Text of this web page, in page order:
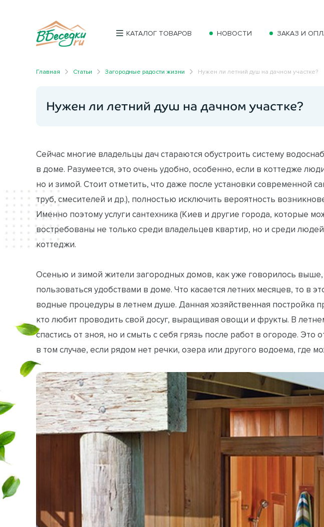
КАТАЛОГ ТОВАРОВ НОВОСТИ ЗАКАЗ И
Главная Статьи Загородные радости жизни Нужен ли летний душ на дачном участке?
Нужен ли летний душ на дачном участке?
Сейчас многие владельцы дач стараются обустроить систему
в доме. Разумеется, это очень удобно, особенно, если в коттедже
но и зимой. Стоит отметить, что даже после установки современной
труб, смесителей и др.), полностью исключить вероятность
Именно поэтому услуги сантехника (Киев и другие города, которые
востребованы не только среди владельцев квартир, но и среди
коттеджи.
Осенью и зимой жители загородных домов, как уже говорилось
пользоваться удобствами в доме. Что касается летних месяцев, то в
водные процедуры в летнем душе. Данная хозяйственная постройка
кто любит проводить свой досуг, выращивая овощи и фрукты. В
спастись от зноя, но и смыть с себя грязь после работ в огороде. Это
в том случае, если рядом нет речки, озера или другого водоема, где